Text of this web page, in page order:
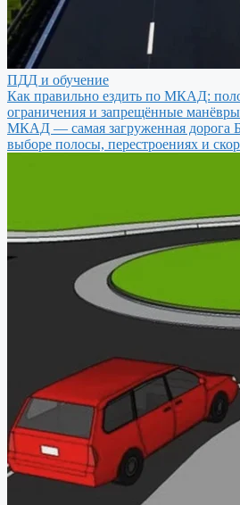
ПДД и обучение
Как правильно ездить по МКАД:
ограничения и запрещённые манёвры
МКАД — самая загруженная дорога
выборе полосы, перестроениях и